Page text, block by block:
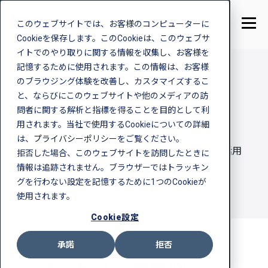
このウェブサイトでは、お客様のコンピューターに
Cookieを保存します。このCookieは、このウェブサ
イトでのやり取りに関する情報を収集し、お客様を
記憶するために使用されます。この情報は、お客様
のブラウジング体験を改善し、カスタマイズするこ
と、ならびにこのウェブサイトや他のメディアの訪
問者に関する解析と指標を得ることを目的として利
用されます。当社で使用するCookieについての詳細
は、 プライバシーポリシーをご覧ください。
拒否した場合、このウェブサイトを訪問したときに
情報は追跡されません。ブラウザーではトラッキン
グを行わない設定を記憶するために1つのCookieが
使用されます。
Cookie設定
承諾 拒否
Customers
導入事例
様々な業界の企業での当社プラットフォームの活用
事例をご覧いただけます。